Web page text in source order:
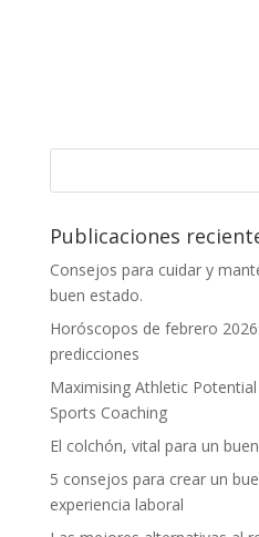
Publicaciones
Consejos para cuidar y
buen estado.
Horóscopos de febrero
predicciones
Maximising Athletic
Sports Coaching
El colchón, vital para un
5 consejos para crear un
experiencia laboral